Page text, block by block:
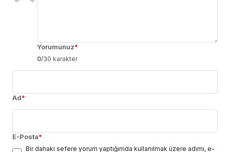
Yorumunuz*
0/30 karakter
Ad*
E-Posta*
Bir dahaki sefere yorum yaptığımda kullanılmak üzere adımı, e-